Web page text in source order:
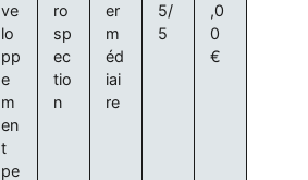
ve
lo
pp
e
m
en
t
pe
ro
sp
ec
tio
n
er
m
éd
iai
re
5/
5
,0
0
€